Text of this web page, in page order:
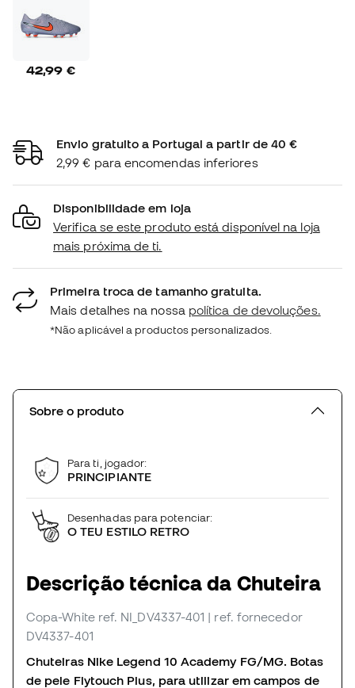
42,99 €
Envio gratuito a Portugal a partir de 40 €
2,99 € para encomendas inferiores
Disponibilidade em loja
Verifica se este produto está disponível na loja
mais próxima de ti.
Primeira troca de tamanho gratuita.
Mais detalhes na nossa política de devoluções.
*Não aplicável a productos personalizados.
Sobre o produto
Para ti, jogador:
PRINCIPIANTE
Desenhadas para potenciar:
O TEU ESTILO RETRO
Descrição técnica da Chuteira
Copa-White ref. NI_DV4337-401 | ref. fornecedor
DV4337-401
Chuteiras Nike Legend 10 Academy FG/MG. Botas
de pele Flytouch Plus, para utilizar em campos de